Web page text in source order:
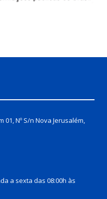
01, Nº S/n Nova Jerusalém,
a sexta das 08:00h às